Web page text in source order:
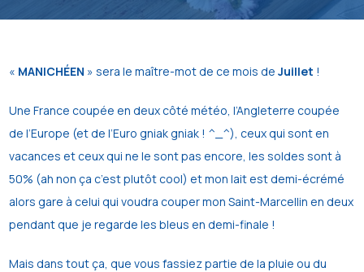
« MANICHÉEN » sera le maître-mot de ce mois deJuillet !
Une France coupée en deux côté météo, l’Angleterre coupée
de l’Europe (et de l’Euro gniak gniak ! ^_^), ceux qui sont en
vacances et ceux qui ne le sont pas encore, les soldes sont à
50% (ah non ça c’est plutôt cool) et mon lait est demi-écrémé
alors gare à celui qui voudra couper mon Saint-Marcellin en deux
pendant que je regarde les bleus en demi-finale !
Mais dans tout ça, que vous fassiez partie de la pluie ou du